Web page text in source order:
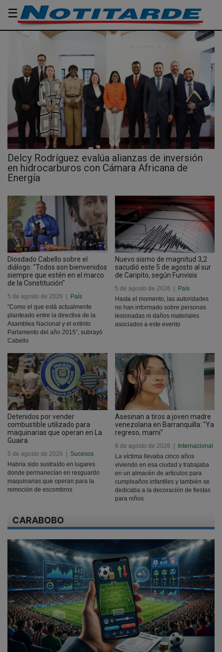
☰
Delcy Rodríguez evalúa alianzas de inversión
en hidrocarburos con Cámara Africana de
Energía
Diosdado Cabello sobre el
diálogo: "Todos son bienvenidos
siempre que estén en el marco
de la Constitución"
5 de agosto de 2026
País
"Como el que está actualmente
planteado entre la directiva de la
Asamblea Nacional y el extinto
Parlamento del año 2015”, subrayó
Cabello
Nuevo sismo de magnitud 3,2
sacudió este 5 de agosto al sur
de Caripito, según Funvisis
5 de agosto de 2026
País
Hasta el momento, las autoridades
no han informado sobre personas
lesionadas ni daños materiales
asociados a este evento
Detenidos por vender
combustible utilizado para
maquinarias que operan en La
Guaira
5 de agosto de 2026
Sucesos
Habría sido sustraído en lugares
donde permanecían en resguardo
maquinarias que operan para la
remoción de escombros
Asesinan a tiros a joven madre
venezolana en Barranquilla: "Ya
regreso, mami"
6 de agosto de 2026
Internacional
La víctima llevaba cinco años
viviendo en esa ciudad y trabajaba
en un almacén de artículos para
cumpleaños infantiles y también se
dedicaba a la decoración de fiestas
para niños
CARABOBO